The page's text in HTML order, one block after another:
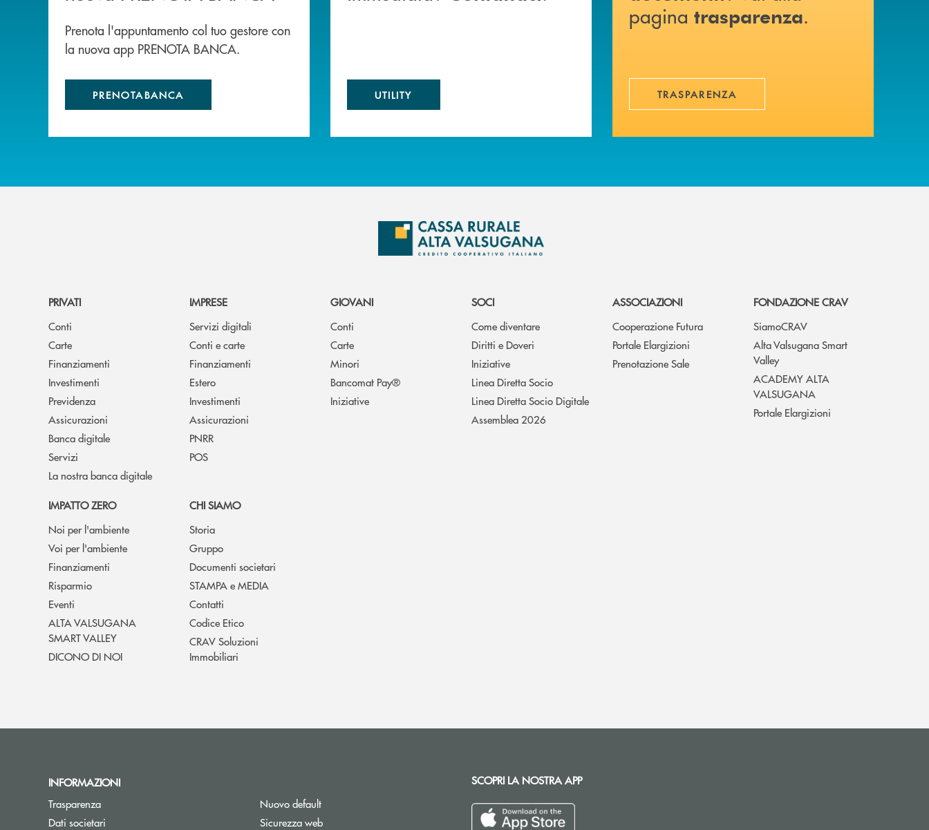
Prenota l'appuntamento col tuo gestore con
la nuova app PRENOTA BANCA.
PRENOTABANCA UTILITY
pagina trasparenza.
TRASPARENZA
PRIVATI
Conti
Carte
Finanziamenti
Investimenti
Previdenza
Assicurazioni
Banca digitale
Servizi
La nostra banca digitale
IMPRESE
Servizi digitali
Conti e carte
Finanziamenti
Estero
Investimenti
Assicurazioni
PNRR
POS
GIOVANI
Conti
Carte
Minori
Bancomat Pay®
Iniziative
SOCI
Come diventare
Diritti e Doveri
Iniziative
Linea Diretta Socio
Linea Diretta Socio Digitale
Assemblea 2026
ASSOCIAZIONI
Cooperazione Futura
Portale Elargizioni
Prenotazione Sale
FONDAZIONE CRAV
SiamoCRAV
Alta Valsugana Smart
Valley
ACADEMY ALTA
VALSUGANA
Portale Elargizioni
IMPATTO ZERO
Noi per l'ambiente
Voi per l'ambiente
Finanziamenti
Risparmio
Eventi
ALTA VALSUGANA
SMART VALLEY
DICONO DI NOI
CHI SIAMO
Storia
Gruppo
Documenti societari
STAMPA e MEDIA
Contatti
Codice Etico
CRAV Soluzioni
Immobiliari
INFORMAZIONI
Trasparenza
Dati societari
Nuovo default
Sicurezza web
SCOPRI LA NOSTRA APP